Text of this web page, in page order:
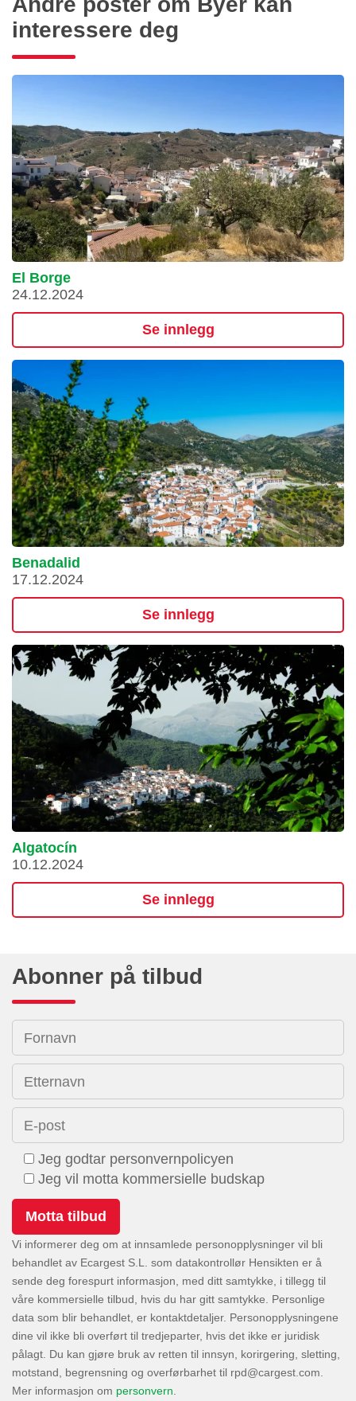
interessere deg
El Borge
24.12.2024
Se innlegg
Benadalid
17.12.2024
Se innlegg
Algatocín
10.12.2024
Se innlegg
Abonner på tilbud
Fornavn
Etternavn
E-post
Jeg godtar personvernpolicyen
Jeg vil motta kommersielle budskap
Vi informerer deg om at innsamlede personopplysninger vil bli
behandlet av Ecargest S.L. som datakontrollør Hensikten er å
sende deg forespurt informasjon, med ditt samtykke, i tillegg til
våre kommersielle tilbud, hvis du har gitt samtykke. Personlige
data som blir behandlet, er kontaktdetaljer. Personopplysningene
dine vil ikke bli overført til tredjeparter, hvis det ikke er juridisk
pålagt. Du kan gjøre bruk av retten til innsyn, korirgering, sletting,
motstand, begrensning og overførbarhet til
Mer informasjon om personvern